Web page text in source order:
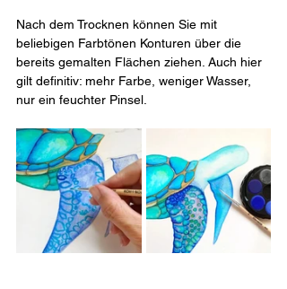
Nach dem Trocknen können Sie mit
beliebigen Farbtönen Konturen über die
bereits gemalten Flächen ziehen. Auch hier
gilt definitiv: mehr Farbe, weniger Wasser,
nur ein feuchter Pinsel.